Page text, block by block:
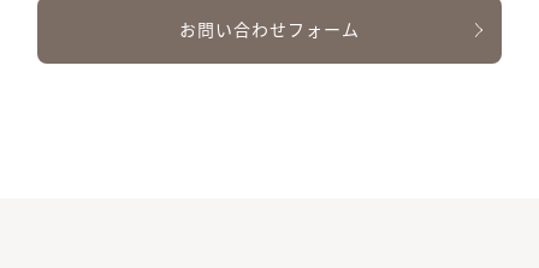
お問い合わせフォーム